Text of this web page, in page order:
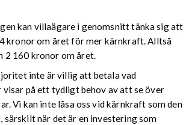
kan villaägare i genomsnitt tänka sig att
kronor om året för mer kärnkraft. Alltså
2 160 kronor om året.
inte är villig att betala vad
på ett tydligt behov av att se över
Vi kan inte låsa oss vid kärnkraft som den
särskilt när det är en investering som